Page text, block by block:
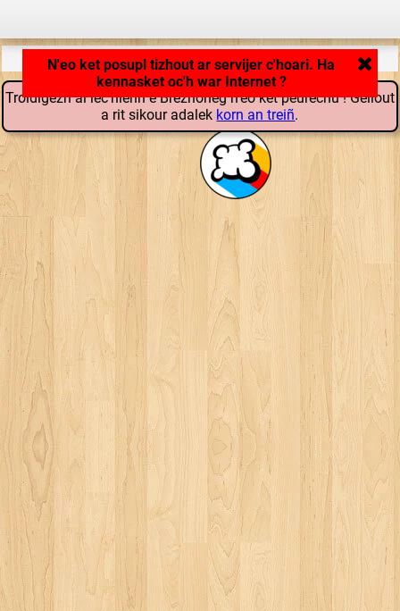
Kargañ savenn ar c'hoari ...
Troidigezh al lec'hienn e Brezhoneg n'eo ket peurechu ! Gellout
a rit sikour adalek korn an treiñ.